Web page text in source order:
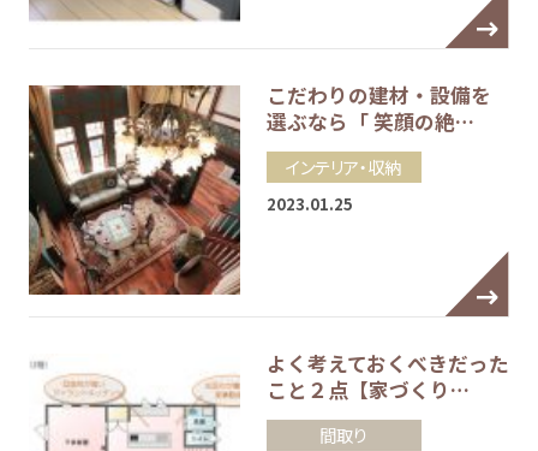
こだわりの建材・設備を
選ぶなら「 笑顔の絶…
インテリア・収納
2023.01.25
よく考えておくべきだった
こと２点【家づくり…
間取り